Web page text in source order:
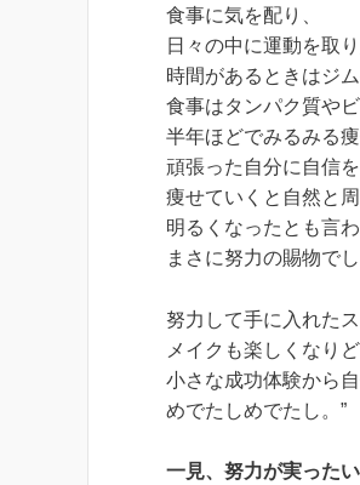
食事に気を配り、
日々の中に運動を取り
時間があるときはジム
食事はタンパク質や
半年ほどでみるみる
頑張った自分に自信
痩せていくと自然と
明るくなったとも言わ
まさに努力の賜物でし
努力して手に入れた
メイクも楽しくなり
小さな成功体験から
めでたしめでたし。”
一見、努力が実ったい